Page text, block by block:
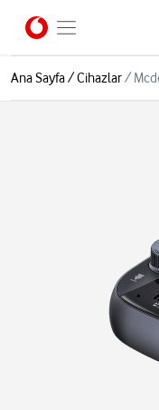
Ana Sayfa/Cihazlar/